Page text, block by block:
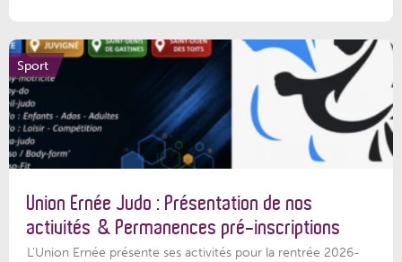
Sport
Union Ernée Judo : Présentation de nos
activités & Permanences pré-inscriptions
L'Union Ernée présente ses activités pour la rentrée 2026-